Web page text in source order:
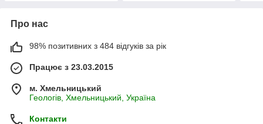
Про нас
98% позитивних з 484 відгуків за рік
Працює з 23.03.2015
м. Хмельницький
Геологів, Хмельницький, Україна
Контакти